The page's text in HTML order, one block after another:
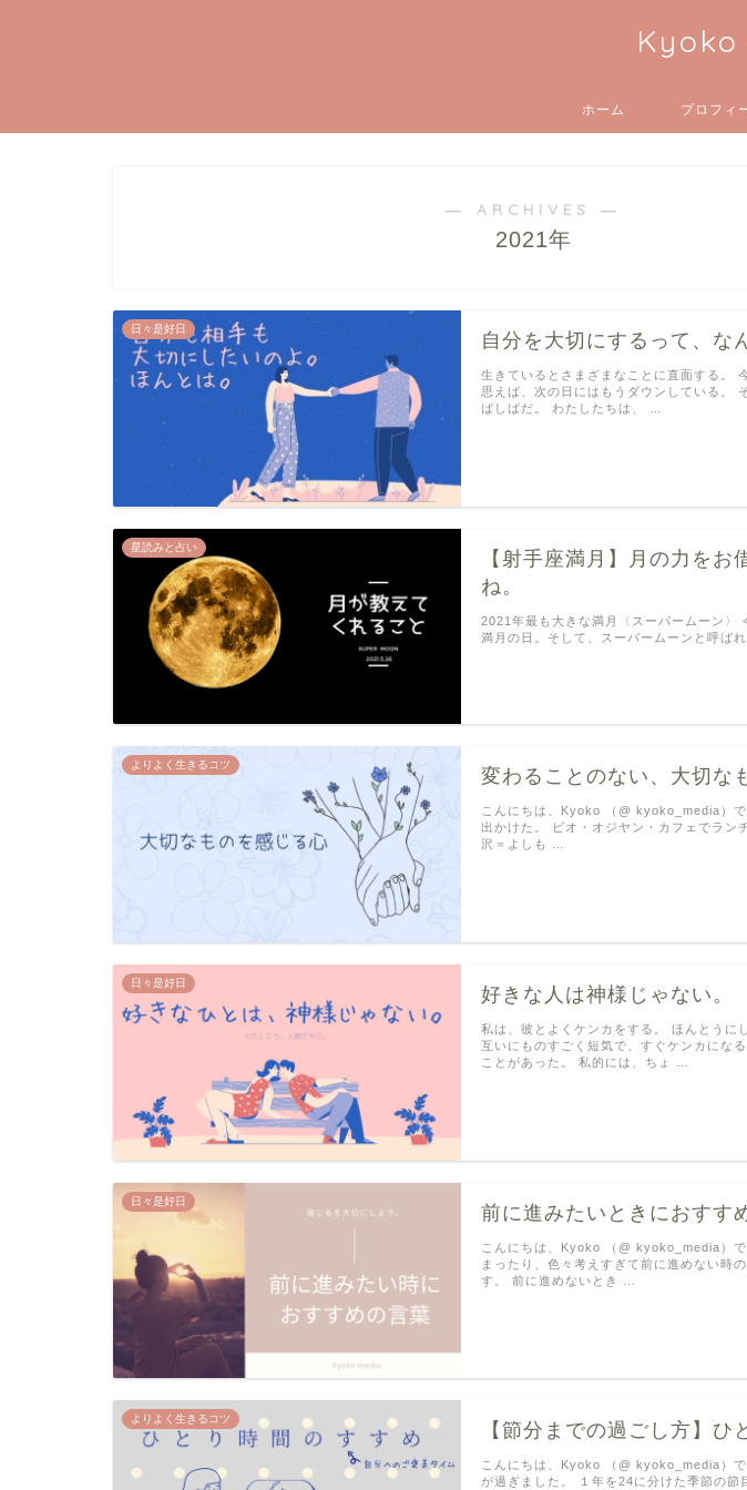
ホーム プロフィ
― ARCHIVES ―
2021年
日々是好日
自分を大切にするって、な
生きているとさまざまなことに直面する。
思えば、次の日にはもうダウンしている。
ばしばだ。 わたしたちは、 …
星読みと占い
【射手座満月】月の力をお
ね。
2021年最も大きな満月〈スーパームーン〉
満月の日。そして、スーパームーンと呼ば
よりよく生きるコツ
変わることのない、大切な
こんにちは、Kyoko （@ kyoko_media）
出かけた。 ビオ・オジヤン・カフェでラン
沢＝よしも …
日々是好日
好きな人は神様じゃない。
私は、彼とよくケンカをする。 ほんとうに
互いにものすごく短気で、すぐケンカにな
ことがあった。 私的には、ちょ …
日々是好日
前に進みたいときにおすす
こんにちは、Kyoko （@ kyoko_media）
まったり、色々考えすぎて前に進めない時
す。 前に進めないとき …
よりよく生きるコツ
【節分までの過ごし方】ひ
こんにちは、Kyoko （@ kyoko_media）
が過ぎました。 １年を24に分けた季節の節